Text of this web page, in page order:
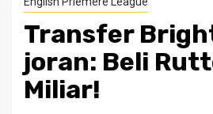
Transfer
joran: Beli
Miliar!